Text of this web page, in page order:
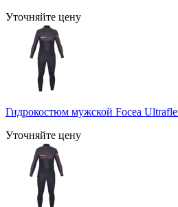
Уточняйте цену
Гидрокостюм мужской Focea
Уточняйте цену